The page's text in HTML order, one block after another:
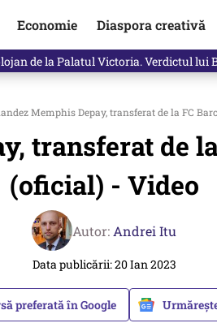
Economie Diaspora creativă
de la Palatul Victoria. Verdictul lui
Memphis Depay, transferat de la FC
transferat de
(oficial) - Video
Autor: Andrei Itu
Data publicării: 20 Ian 2023
preferată în Google